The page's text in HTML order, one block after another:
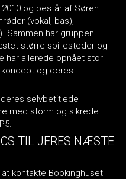
og består af Søren
(vokal, bas),
Sammen har gruppen
større spillesteder og
har allerede opnået stor
og deres
selvbetitlede
med storm og sikrede
TIL JERES NÆSTE
kontakte Bookinghuset